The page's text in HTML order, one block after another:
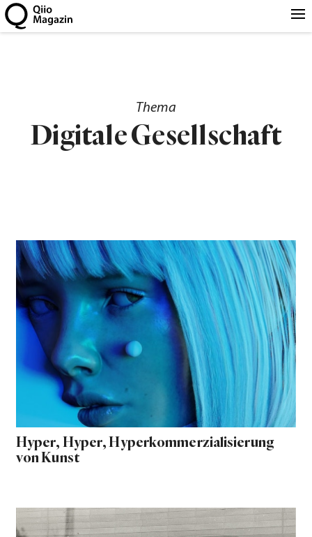
Thema
Digitale Gesellschaft
Hyper, Hyper, Hyperkommerzialisierung
von Kunst